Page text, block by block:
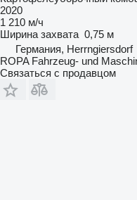
2020
1 210 м/ч
Ширина захвата 0,75 м
Германия, Herrngiersdorf
ROPA Fahrzeug- und
Связаться с продавцом